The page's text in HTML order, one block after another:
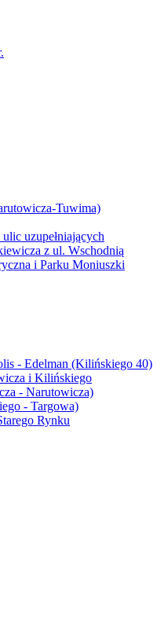
Tuwima)
uzupełniających
z ul. Wschodnią
i Parku Moniuszki
- Edelman (Kilińskiego 40)
i Kilińskiego
- Narutowicza)
- Targowa)
Rynku